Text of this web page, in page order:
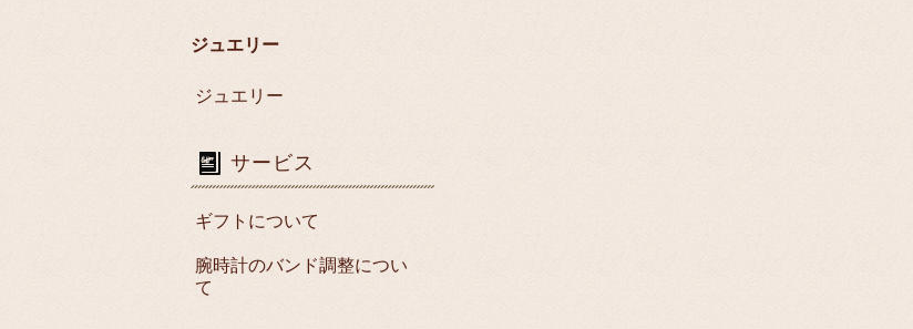
ジュエリー
ジュエリー
サービス
ギフトについて
腕時計のバンド調整につい
て